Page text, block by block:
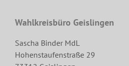
Wahlkreisbüro Geislingen
Sascha Binder MdL
Hohenstaufenstraße 29